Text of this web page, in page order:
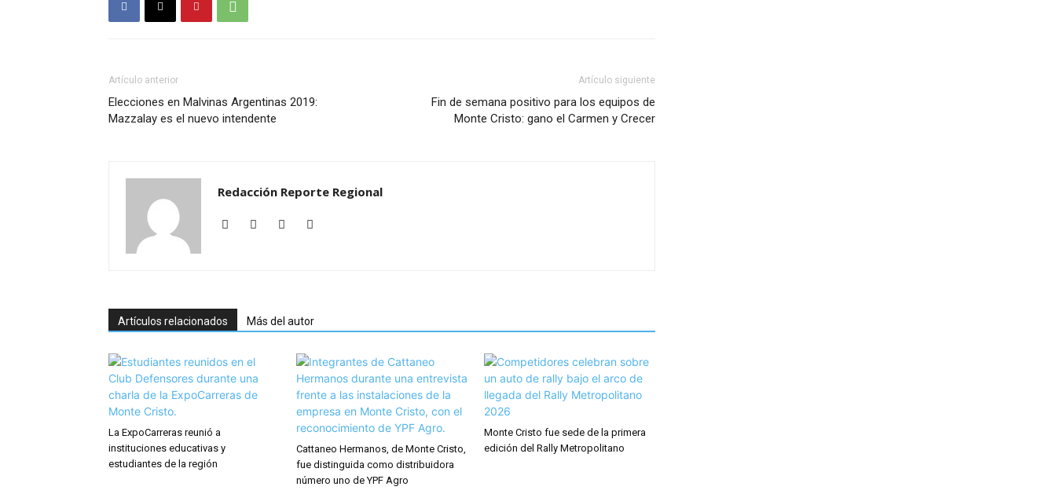
Artículo anterior
Elecciones en Malvinas Argentinas 2019:
Mazzalay es el nuevo intendente
Artículo siguiente
Fin de semana positivo para los equipos de
Monte Cristo: gano el Carmen y Crecer
Redacción Reporte Regional
Artículos relacionados Más del autor
La ExpoCarreras reunió a
instituciones educativas y
estudiantes de la región
Cattaneo Hermanos, de Monte Cristo,
fue distinguida como distribuidora
número uno de YPF Agro
Monte Cristo fue sede de la primera
edición del Rally Metropolitano